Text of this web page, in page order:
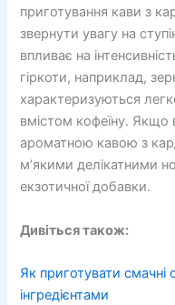
приготування кави з
звернути увагу на
впливає на
гіркоти, наприклад,
характеризуються
вмістом кофеїну. Якщо
ароматною кавою з
м’якими делікатними
екзотичної добавки.
Дивіться також:
Як приготувати
інгредієнтами